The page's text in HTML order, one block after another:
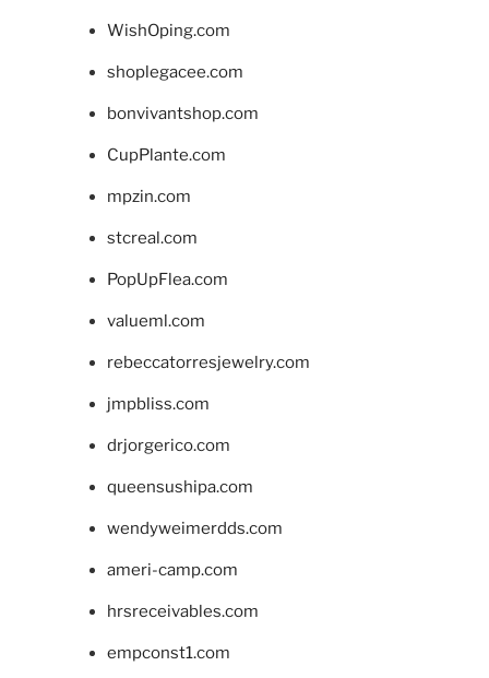
WishOping.com
shoplegacee.com
bonvivantshop.com
CupPlante.com
mpzin.com
stcreal.com
PopUpFlea.com
valueml.com
rebeccatorresjewelry.com
jmpbliss.com
drjorgerico.com
queensushipa.com
wendyweimerdds.com
ameri-camp.com
hrsreceivables.com
empconst1.com